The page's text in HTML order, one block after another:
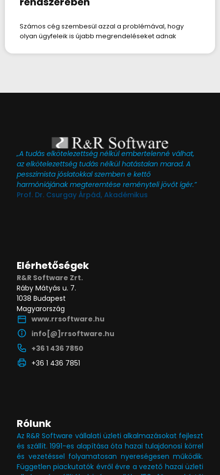
Számos cég szembesül azzal a problémával, hogy
olyan ügyfeleik is újabb megrendeléseket adnak
„A tudás elkötelezettség nélkül embertelenné válhat,
az elkötelezettség tudás nélkül hatástalan marad. A
pesszimista jóslatokkal szemben e kettő
harmóniájának megteremtése reményteli jövőt ígér.”
Prof. Dr. Csurgay Árpád, Akadémikus
Elérhetőségek
R&R Software Zrt.
Ráby Mátyás u. 7.
1038 Budapest
Magyarország
www.rrsoftware.hu
info[@]rrsoftware.hu
+36 1 436 7850
+36 1 436 7851
Rólunk
Az R&R Software vállalati üzleti alkalmazásokat fejleszt
és szállít. 1991-es alapítása óta hazai tulajdonosi körrel
és vezetéssel folyamatosan nyereségesen működik.
Független piackutatók évről évre a vezető hazai üzleti